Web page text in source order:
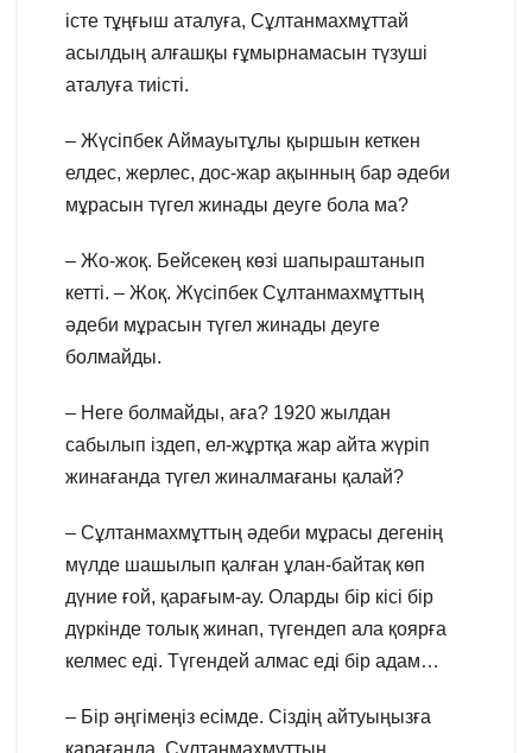
істе тұңғыш аталуға, Сұлтанмахмұттай
асылдың алғашқы ғұмырнамасын түзуші
аталуға тиісті.
– Жүсіпбек Аймауытұлы қыршын кеткен
елдес, жерлес, дос-жар ақынның бар әдеби
мұрасын түгел жинады деуге бола ма?
– Жо-жоқ. Бейсекең көзі шапыраштанып
кетті. – Жоқ. Жүсіпбек Сұлтанмахмұттың
әдеби мұрасын түгел жинады деуге
болмайды.
– Неге болмайды, аға? 1920 жылдан
сабылып іздеп, ел-жұртқа жар айта жүріп
жинағанда түгел жиналмағаны қалай?
– Сұлтанмахмұттың әдеби мұрасы дегенің
мүлде шашылып қалған ұлан-байтақ көп
дүние ғой, қарағым-ау. Оларды бір кісі бір
дүркінде толық жинап, түгендеп ала қоярға
келмес еді. Түгендей алмас еді бір адам…
– Бір әңгімеңіз есімде. Сіздің айтуыңызға
қарағанда, Сұлтанмахмұттың